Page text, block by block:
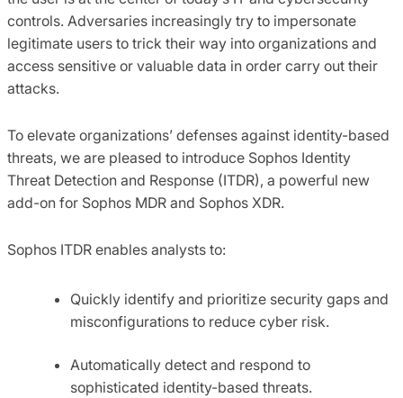
controls. Adversaries increasingly try to impersonate
legitimate users to trick their way into organizations and
access sensitive or valuable data in order carry out their
attacks.
To elevate organizations’ defenses against identity-based
threats, we are pleased to introduce Sophos Identity
Threat Detection and Response (ITDR), a powerful new
add-on for Sophos MDR and Sophos XDR.
Sophos ITDR enables analysts to:
Quickly identify and prioritize security gaps and
misconfigurations to reduce cyber risk.
Automatically detect and respond to
sophisticated identity-based threats.